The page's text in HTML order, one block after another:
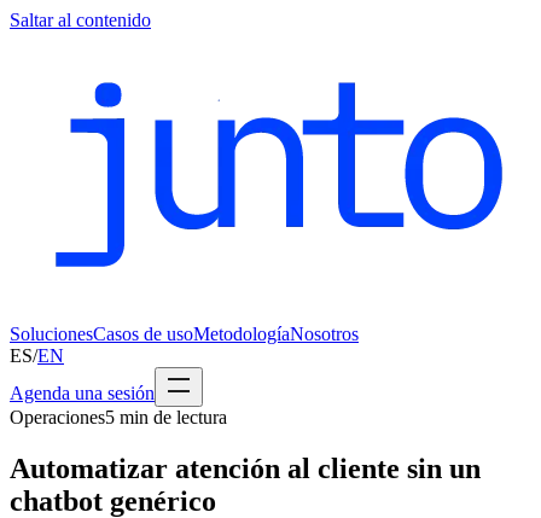
Saltar al contenido
SolucionesCasos de usoMetodologíaNosotros
ES/EN
Agenda una sesión
Operaciones5 min de lectura
Automatizar atención al cliente sin un
chatbot genérico